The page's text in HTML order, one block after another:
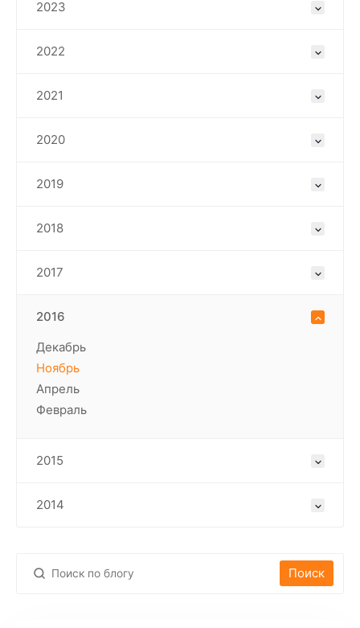
2023
2022
2021
2020
2019
2018
2017
2016
Декабрь
Ноябрь
Апрель
Февраль
2015
2014
Поиск